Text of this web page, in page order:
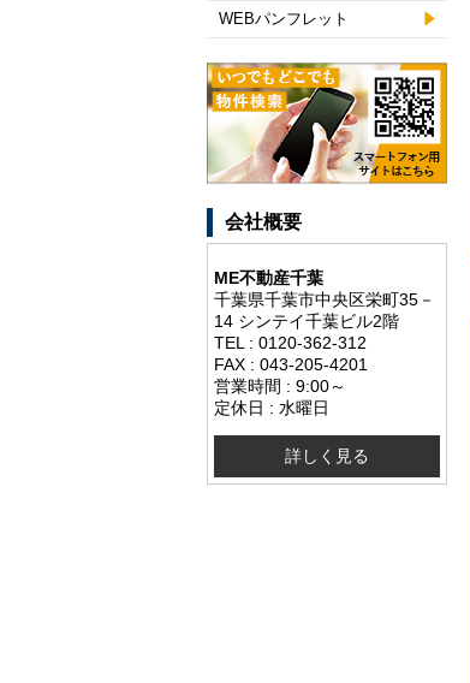
WEBパンフレット
会社概要
ME不動産千葉
千葉県千葉市中央区栄町35－
14 シンテイ千葉ビル2階
TEL : 0120-362-312
FAX : 043-205-4201
営業時間 : 9:00～
定休日 : 水曜日
詳しく見る